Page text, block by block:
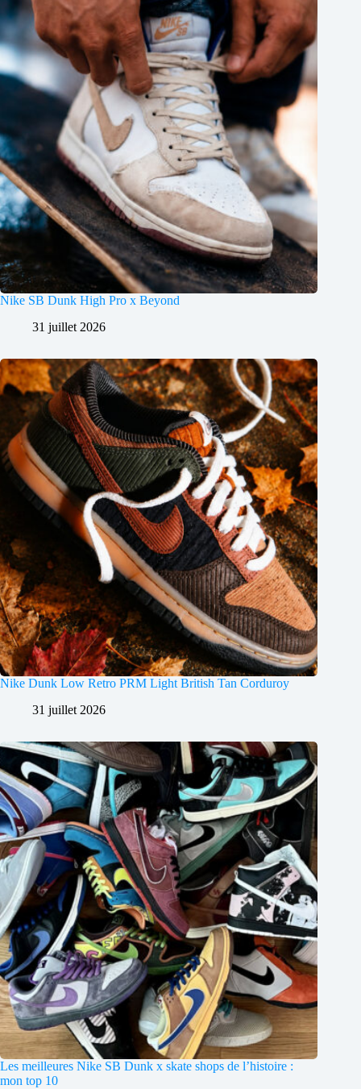
Nike SB Dunk High Pro x Beyond
31 juillet 2026
Nike Dunk Low Retro PRM Light British Tan Corduroy
31 juillet 2026
Les meilleures Nike SB Dunk x skate shops de l’histoire :
mon top 10